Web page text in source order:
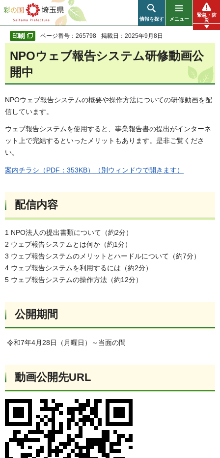
彩の国 埼玉県
情報を探す メニュー
緊急・防
災
ページ番号：265798 掲載日：2025年9月8日
NPOウェブ報告システム研修動画公
開中
NPOウェブ報告システムの概要や操作方法についての研修動画を配
信しています。
ウェブ報告システムを使用すると、事業報告書の提出がインターネ
ット上で完結するといったメリットもあります。是非ご覧くださ
い。
案内チラシ（PDF：353KB）（別ウィンドウで開きます）
配信内容
1 NPO法人の提出書類について（約2分）
2 ウェブ報告システムとは何か（約1分）
3 ウェブ報告システムのメリットとハードルについて（約7分）
4 ウェブ報告システムを利用するには（約2分）
5 ウェブ報告システムの操作方法（約12分）
公開期間
令和7年4月28日（月曜日）～当面の間
動画公開先URL